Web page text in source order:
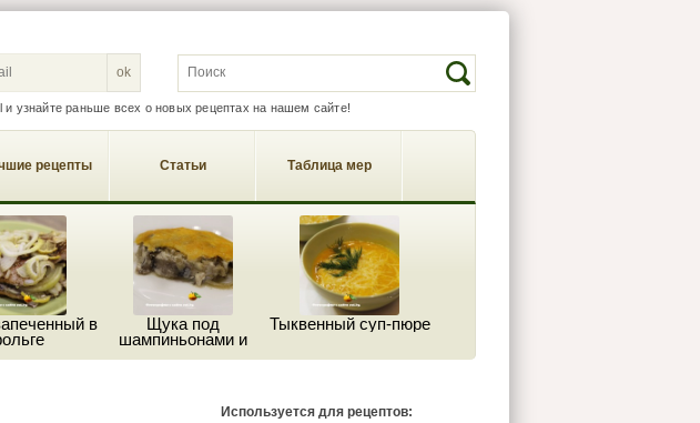
и узнайте раньше всех о новых рецептах на нашем сайте!
SEARCH FORM Search
рецепты Статьи Таблица мер
в
Щука под
шампиньонами и
Тыквенный суп-пюре
Используется для рецептов: